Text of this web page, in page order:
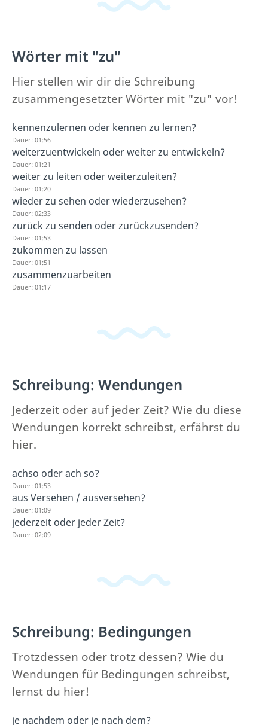
Wörter mit "zu"
Hier stellen wir dir die Schreibung
zusammengesetzter Wörter mit "zu" vor!
kennenzulernen oder kennen zu lernen?
Dauer: 01:56
weiterzuentwickeln oder weiter zu entwickeln?
Dauer: 01:21
weiter zu leiten oder weiterzuleiten?
Dauer: 01:20
wieder zu sehen oder wiederzusehen?
Dauer: 02:33
zurück zu senden oder zurückzusenden?
Dauer: 01:53
zukommen zu lassen
Dauer: 01:51
zusammenzuarbeiten
Dauer: 01:17
Schreibung: Wendungen
Jederzeit oder auf jeder Zeit? Wie du diese
Wendungen korrekt schreibst, erfährst du
hier.
achso oder ach so?
Dauer: 01:53
aus Versehen / ausversehen?
Dauer: 01:09
jederzeit oder jeder Zeit?
Dauer: 02:09
Schreibung: Bedingungen
Trotzdessen oder trotz dessen? Wie du
Wendungen für Bedingungen schreibst,
lernst du hier!
je nachdem oder je nach dem?